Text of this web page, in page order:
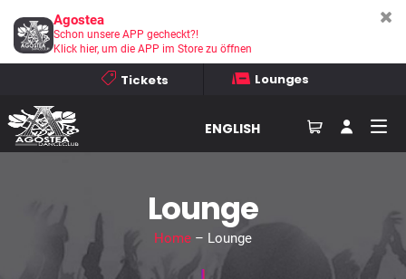
Tickets Lounges
ENGLISH
Lounge
Home– Lounge
Agostea
Schon unsere APP gecheckt?!
Klick hier, um die APP im Store zu öffnen